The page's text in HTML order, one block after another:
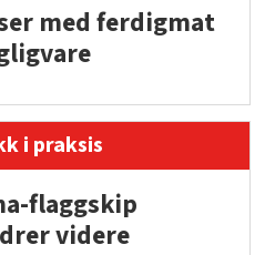
med ferdigmat
i praksis
flaggskip
videre